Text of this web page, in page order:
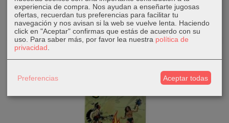
experiencia de compra. Nos ayudan a enseñarte jugosas
ofertas, recuerdan tus preferencias para facilitar tu
navegación y nos avisan si la web se vuelve lenta. Haciendo
click en "Aceptar" confirmas que estás de acuerdo con su
uso. Para saber más, por favor lea nuestra política de
privacidad
Preferencias Aceptar todas